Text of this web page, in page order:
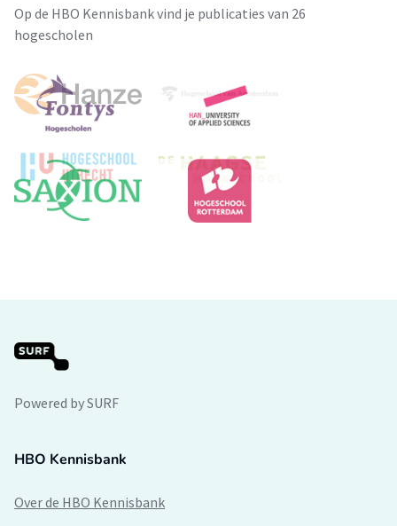
Op de HBO Kennisbank vind je publicaties van 26
hogescholen
Powered by SURF
HBO Kennisbank
Over de HBO Kennisbank